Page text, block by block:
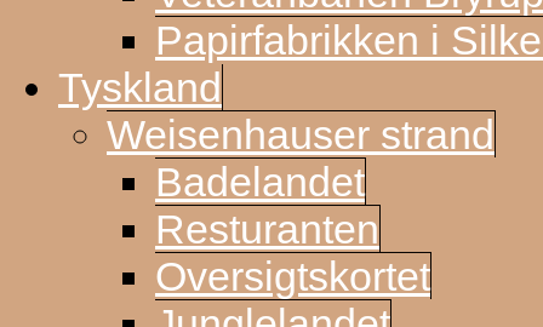
Papirfabrikken i
Tyskland
Weisenhauser strand
Badelandet
Resturanten
Oversigtskortet